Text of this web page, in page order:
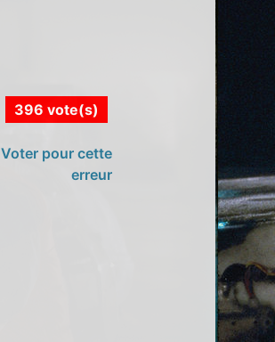
396 vote(s)
Voter pour cette
erreur